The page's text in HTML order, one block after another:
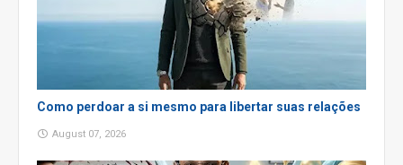
Como perdoar a si mesmo para libertar suas relações
August 07, 2026